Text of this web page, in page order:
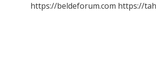
https://beldeforum.com https://